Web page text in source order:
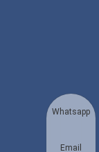
Whatsapp
Email